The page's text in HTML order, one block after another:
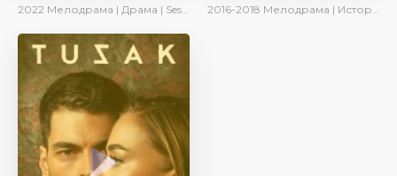
2022 Мелодрама | Драма | SesDizi 2016-2018 Мелодрама | Исторический | Военный | Turok1990